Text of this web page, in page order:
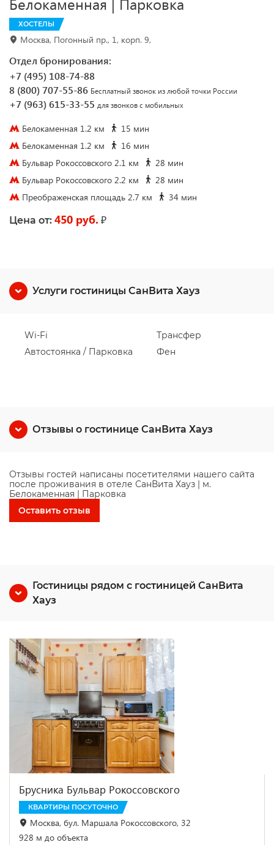
ХОСТЕЛЫ
Москва, Погонный пр., 1, корп. 9,
Отдел бронирования:
+7 (495) 108-74-88
8 (800) 707-55-86 Бесплатный звонок из любой точки России
+7 (963) 615-33-55 для звонков с мобильных
Белокаменная 1.2 км
15 мин
Белокаменная 1.2 км
16 мин
Бульвар Рокоссовского 2.1 км
28 мин
Бульвар Рокоссовского 2.2 км
28 мин
Преображенская площадь 2.7 км
34 мин
Цена от: 450 руб. ₽
Услуги гостиницы СанВита Хауз
Wi-Fi
Автостоянка / Парковка
Трансфер
Фен
Отзывы о гостинице СанВита Хауз
Отзывы гостей написаны посетителями нашего сайта
после проживания в отеле СанВита Хауз | м.
Белокаменная | Парковка
Оставить отзыв
Гостиницы рядом с гостиницей СанВита
Хауз
Брусника Бульвар Рокоссовского
КВАРТИРЫ ПОСУТОЧНО
Москва, бул. Маршала Рокоссовского, 32
928 м до объекта